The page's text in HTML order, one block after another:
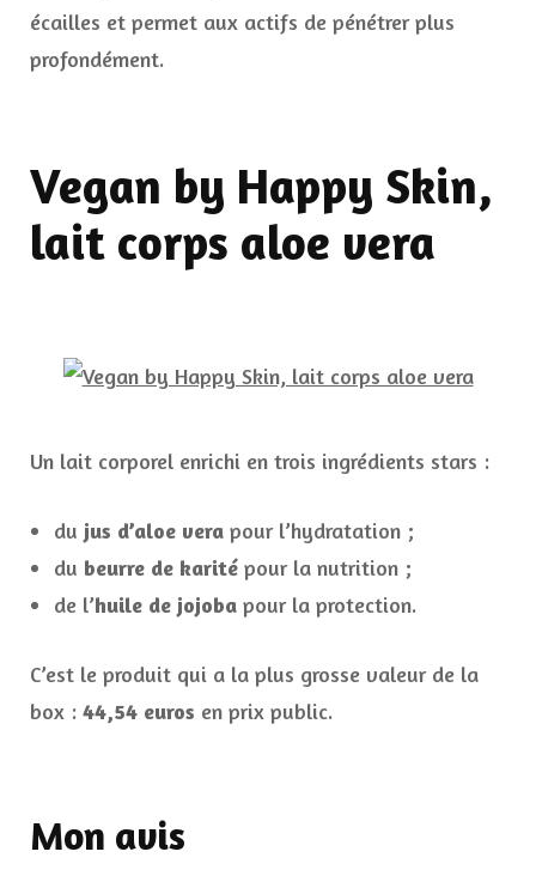
écailles et permet aux actifs de pénétrer plus
profondément.
Vegan by Happy Skin,
lait corps aloe vera
Un lait corporel enrichi en trois ingrédients stars :
du jus d’aloe vera pour l’hydratation ;
du beurre de karité pour la nutrition ;
de l’huile de jojoba pour la protection.
C’est le produit qui a la plus grosse valeur de la
box : 44,54 euros en prix public.
Mon avis